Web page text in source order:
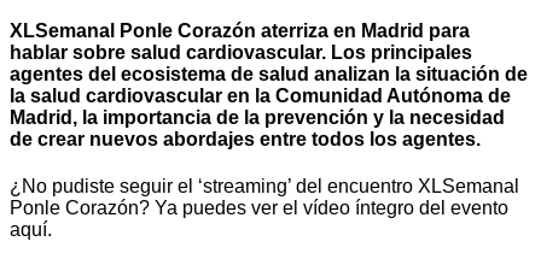
XLSemanal Ponle Corazón aterriza en Madrid para
hablar sobre salud cardiovascular. Los principales
agentes del ecosistema de salud analizan la situación de
la salud cardiovascular en la Comunidad Autónoma de
Madrid, la importancia de la prevención y la necesidad
de crear nuevos abordajes entre todos los agentes.
¿No pudiste seguir el ‘streaming’ del encuentro XLSemanal
Ponle Corazón? Ya puedes ver el vídeo íntegro del evento
aquí.